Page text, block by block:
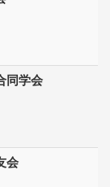
同学会
会